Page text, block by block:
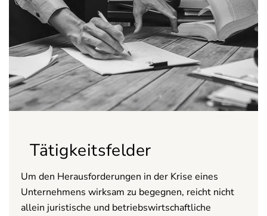
Tätigkeitsfelder
Um den Herausforderungen in der Krise eines
Unternehmens wirksam zu begegnen, reicht nicht
allein juristische und betriebswirtschaftliche